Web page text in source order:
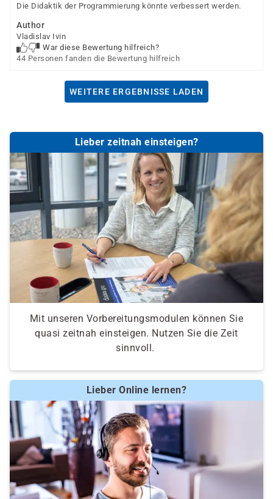
Die Didaktik der Programmierung könnte verbessert werden.
Author
Vladislav Ivin
War diese Bewertung hilfreich?
44 Personen fanden die Bewertung hilfreich
WEITERE ERGEBNISSE LADEN
Lieber zeitnah einsteigen?
Mit unseren Vorbereitungsmodulen können Sie
quasi zeitnah einsteigen. Nutzen Sie die Zeit
sinnvoll.
Lieber Online lernen?